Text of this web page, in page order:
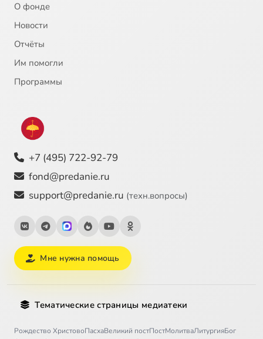
21
22
27 Иоанн Кронштадский, святой
28 Иоанн Кронштадтский (c)
29
Иоанникий Великий, преподобный
О фонде
Новости
Отчёты
Им помогли
Программы
+7 (495) 722-92-79
fond@predanie.ru
support@predanie.ru (техн.вопросы)
Мне нужна помощь
Тематические страницы медиатеки
Рождество ХристовоПасхаВеликий постПостМолитваЛитургияБог